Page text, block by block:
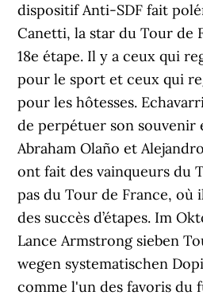
dispositif Anti-SDF fait
Canetti, la star du Tour de
18e étape. Il y a ceux qui
pour le sport et ceux qui
pour les hôtesses.
de perpétuer son souvenir
Abraham Olaño et
ont fait des vainqueurs du
pas du Tour de France, où
des succès d’étapes. Im
Lance Armstrong sieben
wegen systematischen
comme l'un des favoris du